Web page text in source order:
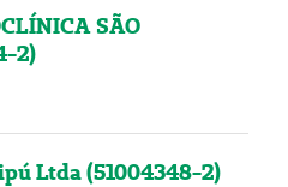
SÃO
2)
Ltda (51004348-2)